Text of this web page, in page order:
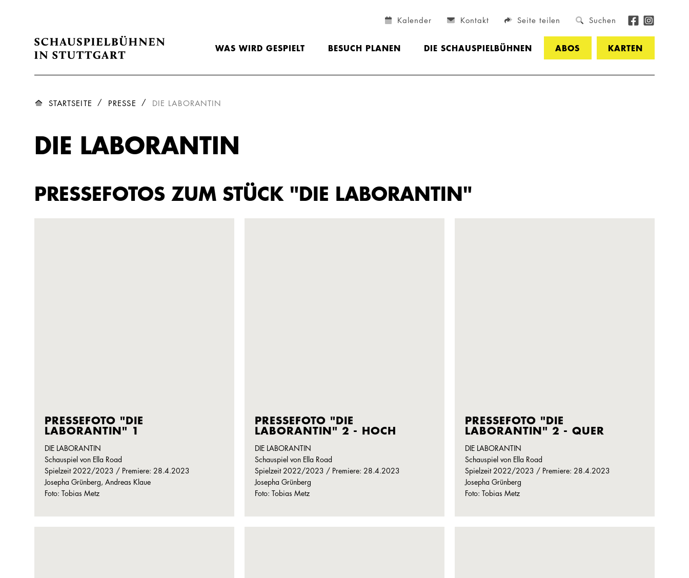
Kalender Kontakt Seite teilen Suchen
WAS WIRD GESPIELT BESUCH PLANEN DIE SCHAUSPIELBÜHNEN ABOS KARTEN
STARTSEITE PRESSE DIE LABORANTIN
DIE LABORANTIN
PRESSEFOTOS ZUM STÜCK "DIE LABORANTIN"
PRESSEFOTO "DIE
LABORANTIN" 1
DIE LABORANTIN
Schauspiel von Ella Road
Spielzeit 2022/2023 / Premiere: 28.4.2023
Josepha Grünberg, Andreas Klaue
Foto: Tobias Metz
PRESSEFOTO "DIE
LABORANTIN" 2 - HOCH
DIE LABORANTIN
Schauspiel von Ella Road
Spielzeit 2022/2023 / Premiere: 28.4.2023
Josepha Grünberg
Foto: Tobias Metz
PRESSEFOTO "DIE
LABORANTIN" 2 - QUER
DIE LABORANTIN
Schauspiel von Ella Road
Spielzeit 2022/2023 / Premiere: 28.4.2023
Josepha Grünberg
Foto: Tobias Metz